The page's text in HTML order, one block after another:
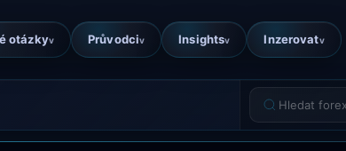
otázkyv Průvodciv Insightsv Inzerovatv